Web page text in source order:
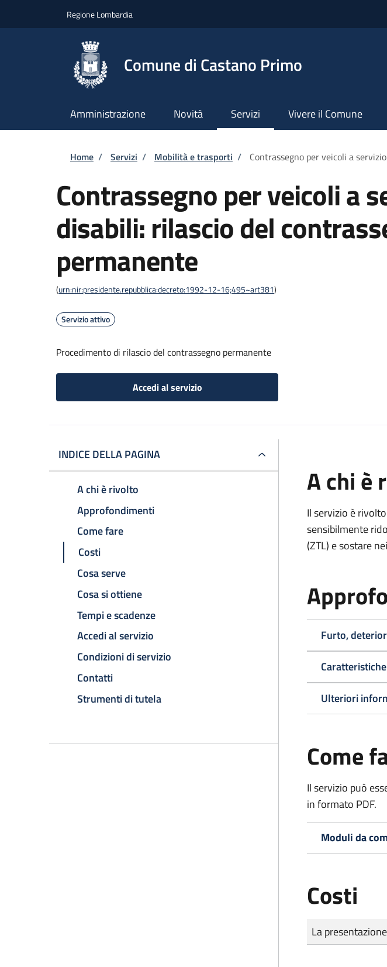
Regione Lombardia
Comune di Castano Primo
Amministrazione Novità Servizi Vivere il Comune
Briciole di pane
Home / Servizi / Mobilità e trasporti / Contrassegno per veicoli a
Contrassegno per veicoli a
disabili: rilascio del
permanente
(urn:nir:presidente.repubblica:decreto:1992-12-16;495~art381)
Servizio attivo
Procedimento di rilascio del contrassegno permanente
Accedi al servizio
INDICE DELLA PAGINA
A chi è rivolto
Approfondimenti
Come fare
Costi
Cosa serve
Cosa si ottiene
Tempi e scadenze
Accedi al servizio
Condizioni di servizio
Contatti
Strumenti di tutela
A chi è
Il servizio è
sensibilmente
(ZTL) e sostare
Furto,
Ulteriori
Come
Il servizio può
in formato PDF.
Moduli da
Costi
Tipo di
Importo
La